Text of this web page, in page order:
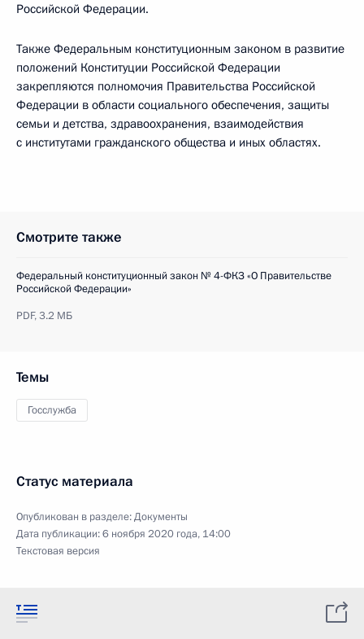
Российской Федерации.
Также Федеральным конституционным законом в развитие
положений Конституции Российской Федерации
закрепляются полномочия Правительства Российской
Федерации в области социального обеспечения, защиты
семьи и детства, здравоохранения, взаимодействия
с институтами гражданского общества и иных областях.
Смотрите также
Федеральный конституционный закон № 4-ФКЗ «О Правительстве
Российской Федерации»
PDF,3.2 МБ
Темы
Госслужба
Статус материала
Опубликован в разделе:Документы
Дата публикации:6 ноября 2020 года, 14:00
Текстовая версия